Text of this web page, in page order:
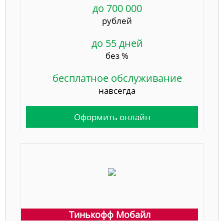
до 700 000
рублей
до 55 дней
без %
бесплатное обслуживание
навсегда
Оформить онлайн
Тинькофф Мобайл